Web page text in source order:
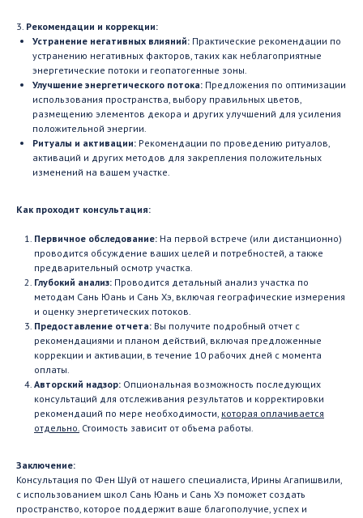
3. Рекомендации и коррекции:
Устранение негативных влияний: Практические рекомендации по
устранению негативных факторов, таких как неблагоприятные
энергетические потоки и геопатогенные зоны.
Улучшение энергетического потока: Предложения по оптимизации
использования пространства, выбору правильных цветов,
размещению элементов декора и других улучшений для усиления
положительной энергии.
Ритуалы и активации: Рекомендации по проведению ритуалов,
активаций и других методов для закрепления положительных
изменений на вашем участке.
Как проходит консультация:
Первичное обследование: На первой встрече (или дистанционно)
проводится обсуждение ваших целей и потребностей, а также
предварительный осмотр участка.
Глубокий анализ: Проводится детальный анализ участка по
методам Сань Юань и Сань Хэ, включая географические измерения
и оценку энергетических потоков.
Предоставление отчета: Вы получите подробный отчет с
рекомендациями и планом действий, включая предложенные
коррекции и активации, в течение 10 рабочих дней с момента
оплаты.
Авторский надзор: Опциональная возможность последующих
консультаций для отслеживания результатов и корректировки
рекомендаций по мере необходимости, которая оплачивается
отдельно. Стоимость зависит от объема работы.
Заключение:
Консультация по Фен Шуй от нашего специалиста, Ирины Агапишвили,
с использованием школ Сань Юань и Сань Хэ поможет создать
пространство, которое поддержит ваше благополучие, успех и